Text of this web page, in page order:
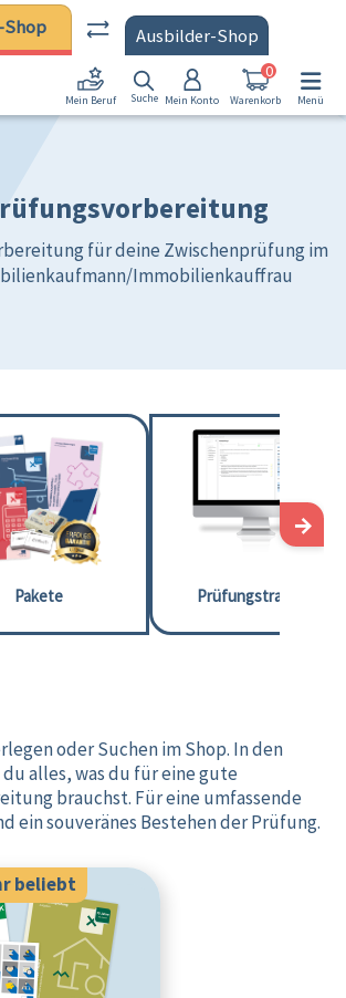
Ausbilder-Shop
Mein Beruf Suche Mein Konto Warenkorb
0
Menü
für deine Zwischenprüfung im
Immobilienkauffrau
Pakete Prüfungstrainings
→
oder Suchen im Shop. In den
alles, was du für eine gute
brauchst. Für eine umfassende
ein souveränes Bestehen der Prüfung.
beliebt